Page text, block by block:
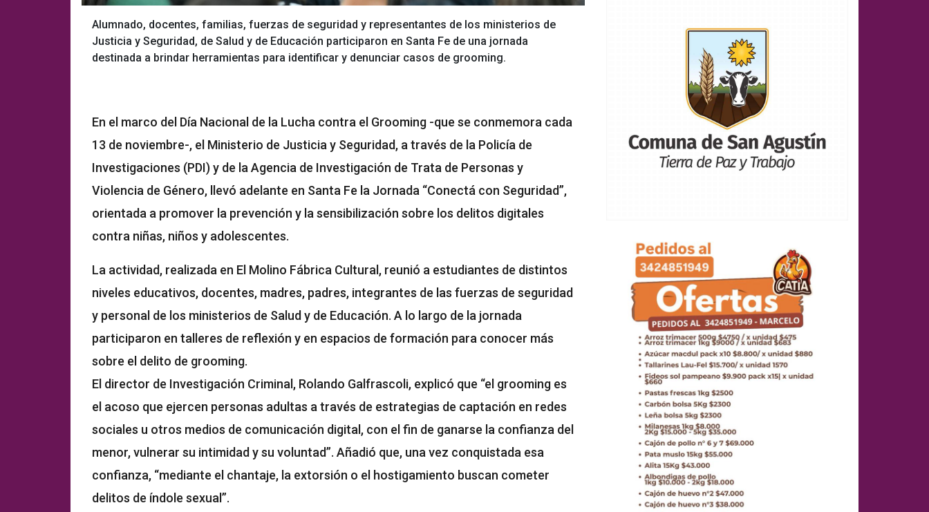
Alumnado, docentes, familias, fuerzas de seguridad y representantes de los ministerios de
Justicia y Seguridad, de Salud y de Educación participaron en Santa Fe de una jornada
destinada a brindar herramientas para identificar y denunciar casos de grooming.
En el marco del Día Nacional de la Lucha contra el Grooming -que se conmemora cada
13 de noviembre-, el Ministerio de Justicia y Seguridad, a través de la Policía de
Investigaciones (PDI) y de la Agencia de Investigación de Trata de Personas y
Violencia de Género, llevó adelante en Santa Fe la Jornada “Conectá con Seguridad”,
orientada a promover la prevención y la sensibilización sobre los delitos digitales
contra niñas, niños y adolescentes.
La actividad, realizada en El Molino Fábrica Cultural, reunió a estudiantes de distintos
niveles educativos, docentes, madres, padres, integrantes de las fuerzas de seguridad
y personal de los ministerios de Salud y de Educación. A lo largo de la jornada
participaron en talleres de reflexión y en espacios de formación para conocer más
sobre el delito de grooming.
El director de Investigación Criminal, Rolando Galfrascoli, explicó que “el grooming es
el acoso que ejercen personas adultas a través de estrategias de captación en redes
sociales u otros medios de comunicación digital, con el fin de ganarse la confianza del
menor, vulnerar su intimidad y su voluntad”. Añadió que, una vez conquistada esa
confianza, “mediante el chantaje, la extorsión o el hostigamiento buscan cometer
delitos de índole sexual”.